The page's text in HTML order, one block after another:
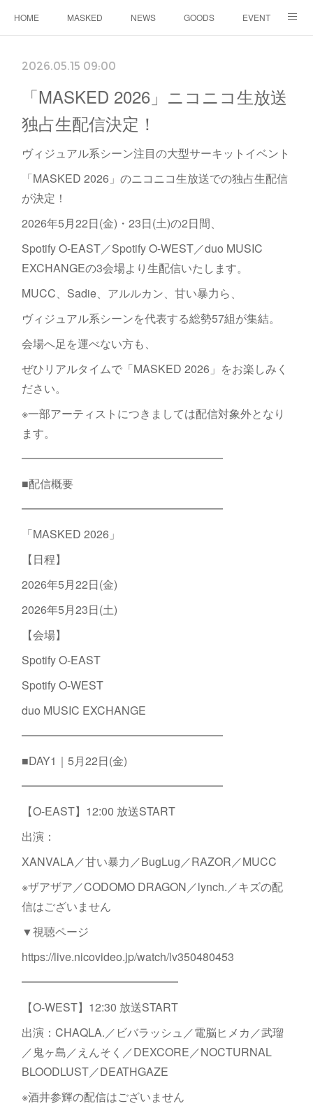
HOME MASKED NEWS GOODS EVENT
2026.05.15 09:00
「MASKED 2026」ニコニコ生放送
独占生配信決定！
ヴィジュアル系シーン注目の大型サーキットイベント
「MASKED 2026」のニコニコ生放送での独占生配信
が決定！
2026年5月22日(金)・23日(土)の2日間、
Spotify O-EAST／Spotify O-WEST／duo MUSIC
EXCHANGEの3会場より生配信いたします。
MUCC、Sadie、アルルカン、甘い暴力ら、
ヴィジュアル系シーンを代表する総勢57組が集結。
会場へ足を運べない方も、
ぜひリアルタイムで「MASKED 2026」をお楽しみく
ださい。
※一部アーティストにつきましては配信対象外となり
ます。
━━━━━━━━━━━━━━━━━━
■配信概要
━━━━━━━━━━━━━━━━━━
「MASKED 2026」
【日程】
2026年5月22日(金)
2026年5月23日(土)
【会場】
Spotify O-EAST
Spotify O-WEST
duo MUSIC EXCHANGE
━━━━━━━━━━━━━━━━━━
■DAY1｜5月22日(金)
━━━━━━━━━━━━━━━━━━
【O-EAST】12:00 放送START
出演：
XANVALA／甘い暴力／BugLug／RAZOR／MUCC
※ザアザア／CODOMO DRAGON／lynch.／キズの配
信はございません
▼視聴ページ
https://live.nicovideo.jp/watch/lv350480453
━━━━━━━━━━━━━━
【O-WEST】12:30 放送START
出演：CHAQLA.／ビバラッシュ／電脳ヒメカ／武瑠
／鬼ヶ島／えんそく／DEXCORE／NOCTURNAL
BLOODLUST／DEATHGAZE
※酒井参輝の配信はございません